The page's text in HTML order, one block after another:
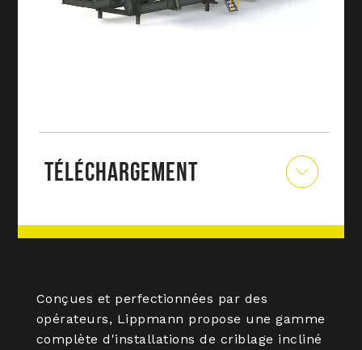
TÉLÉCHARGEMENT
Conçues et perfectionnées par des
opérateurs, Lippmann propose une gamme
complète d'installations de criblage incliné